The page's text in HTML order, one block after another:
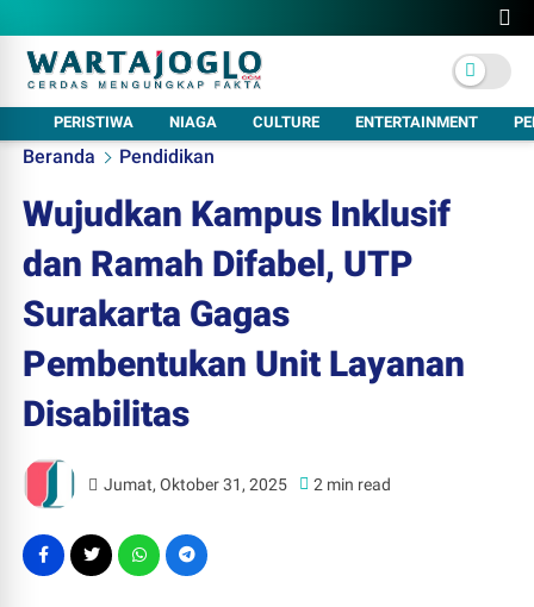
PERISTIWA NIAGA CULTURE ENTERTAINMENT
Beranda Pendidikan
Wujudkan Kampus Inklusif
dan Ramah Difabel, UTP
Surakarta Gagas
Pembentukan Unit Layanan
Disabilitas
Jumat, Oktober 31, 2025 2 min read